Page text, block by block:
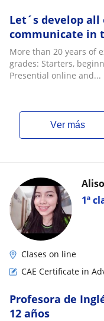
Let´s develop
communicate in
More than 20 years of
grades: Starters,
Presential online and...
ver más
1ª
Clases on line
CAE Certificate in
Profesora de
12 años